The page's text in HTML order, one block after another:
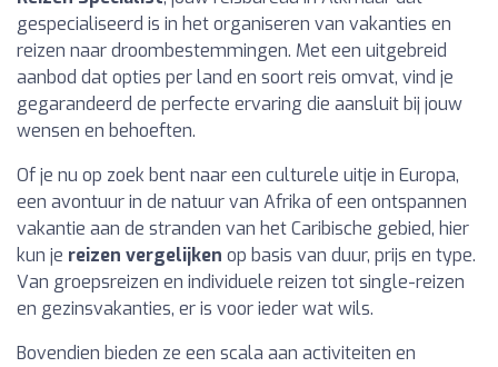
gespecialiseerd is in het organiseren van vakanties en
reizen naar droombestemmingen. Met een uitgebreid
aanbod dat opties per land en soort reis omvat, vind je
gegarandeerd de perfecte ervaring die aansluit bij jouw
wensen en behoeften.
Of je nu op zoek bent naar een culturele uitje in Europa,
een avontuur in de natuur van Afrika of een ontspannen
vakantie aan de stranden van het Caribische gebied, hier
kun je reizen vergelijken op basis van duur, prijs en type.
Van groepsreizen en individuele reizen tot single-reizen
en gezinsvakanties, er is voor ieder wat wils.
Bovendien bieden ze een scala aan activiteiten en